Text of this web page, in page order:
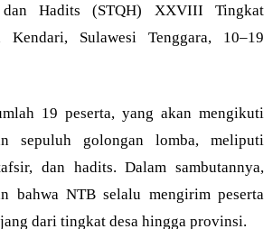
Hadits (STQH) XXVIII Tingkat
Sulawesi Tenggara, 10–19
19 peserta, yang akan mengikuti
sepuluh golongan lomba, meliputi
dan hadits. Dalam sambutannya,
bahwa NTB selalu mengirim peserta
dari tingkat desa hingga provinsi.